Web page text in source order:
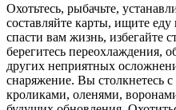
Охотьтесь, рыбачьте,
составляйте карты, ищите
спасти вам жизнь,
берегитесь переохлаждения,
других неприятных
снаряжение. Вы столкнетесь
кроликами, оленями,